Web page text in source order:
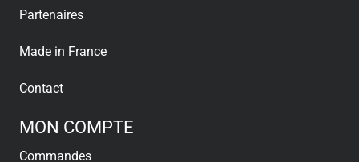
Partenaires
Made in France
Contact
MON COMPTE
Commandes